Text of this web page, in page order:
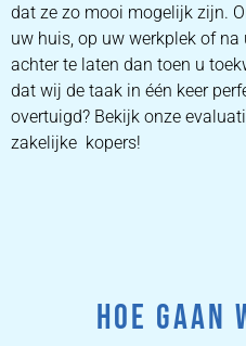
dat ze zo mooi mogelijk zijn.
uw huis, op uw werkplek of
achter te laten dan toen u
dat wij de taak in één keer
overtuigd? Bekijk onze
zakelijke kopers!
HOE GAAN